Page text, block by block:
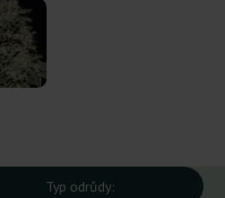
Typ odrůdy: